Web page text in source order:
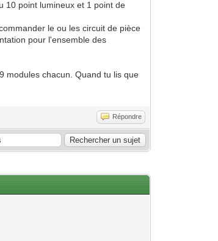
10 point lumineux et 1 point de
le ou les circuit de pièce
pour l'ensemble des
modules chacun. Quand tu lis que
Répondre